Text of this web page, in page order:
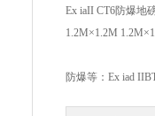
Ex iaII CT6防爆地
1.2M×1.2M
防爆等：Ex iad